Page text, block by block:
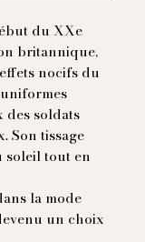
du XXe
britannique,
nocifs du
des soldats
Son tissage
soleil tout en
la mode
un choix